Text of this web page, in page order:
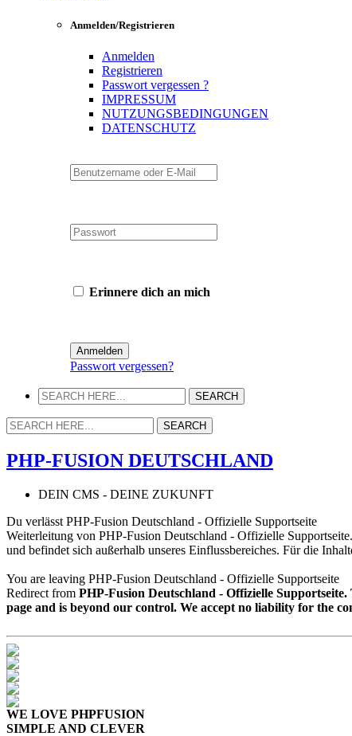
Anmelden/Registrieren
Anmelden
Registrieren
Passwort vergessen ?
IMPRESSUM
NUTZUNGSBEDINGUNGEN
DATENSCHUTZ
Erinnere dich an mich
Passwort vergessen?
PHP-FUSION DEUTSCHLAND
DEIN CMS - DEINE ZUKUNFT
Du verlässt PHP-Fusion Deutschland - Offizielle Supportseite
Weiterleitung von PHP-Fusion Deutschland - Offizielle
und befindet sich außerhalb unseres Einflussbereiches. Für die
You are leaving PHP-Fusion Deutschland - Offizielle Supportseite
Redirect from PHP-Fusion Deutschland - Offizielle Supportseite.
page and is beyond our control. We accept no liability for the
WE LOVE PHPFUSION
SIMPLE AND CLEVER